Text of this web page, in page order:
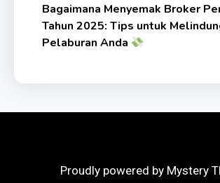
Bagaimana Menyemak Broker
Tahun 2025: Tips untuk
Pelaburan Anda
Proudly powered by Mystery